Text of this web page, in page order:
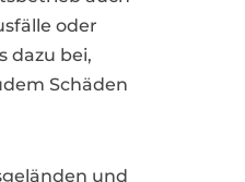
oder
dazu bei,
Schäden
und